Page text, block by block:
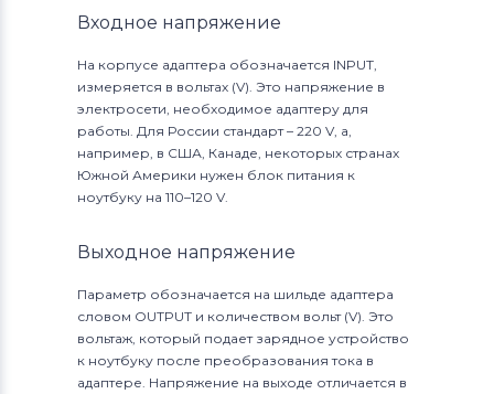
Входное напряжение
На корпусе адаптера обозначается INPUT,
измеряется в вольтах (V). Это напряжение в
электросети, необходимое адаптеру для
работы. Для России стандарт – 220 V, а,
например, в США, Канаде, некоторых странах
Южной Америки нужен блок питания к
ноутбуку на 110–120 V.
Выходное напряжение
Параметр обозначается на шильде адаптера
словом OUTPUT и количеством вольт (V). Это
вольтаж, который подает зарядное устройство
к ноутбуку после преобразования тока в
адаптере. Напряжение на выходе отличается в